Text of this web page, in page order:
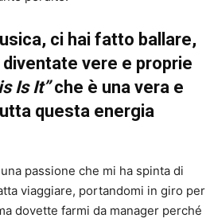
ci hai fatto ballare,
vere e proprie
Is It”che è una vera e
questa energia
passione che mi ha spinta di
viaggiare, portandomi in giro per
dovette farmi da manager perché